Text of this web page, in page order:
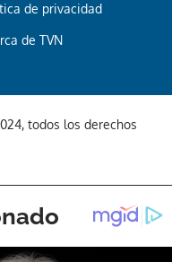
de privacidad
de TVN
todos los derechos